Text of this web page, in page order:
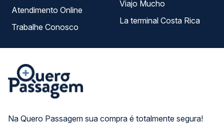
Na Quero Passagem sua compra é totalmente segura!
Atendimento Online
Trabalhe Conosco
Viajo Mucho
La terminal Costa Rica